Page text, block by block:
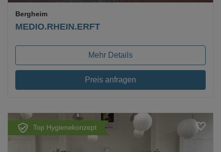
MEDIO.RHEIN.ERFT
Bergheim
Mehr Details
Preis anfragen
Top Hygienekonzept